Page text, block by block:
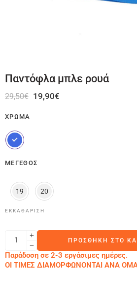
Παντόφλα μπλε ρουά
29,50€ 19,90€
ΧΡΏΜΑ
ΜΈΓΕΘΟΣ
19 20
ΕΚΚΑΘΆΡΙΣΗ
ΠΡΟΣΘΉΚΗ ΣΤΟ
Παράδοση σε 2-3 εργάσιμες ημέρες.
ΟΙ ΤΙΜΕΣ ΔΙΑΜΟΡΦΩΝΟΝΤΑΙ ΑΝΑ